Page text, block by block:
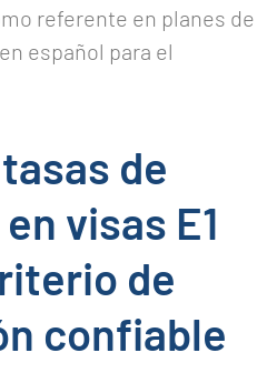
referente en planes de
en español para el
de
visas E1
de
confiable